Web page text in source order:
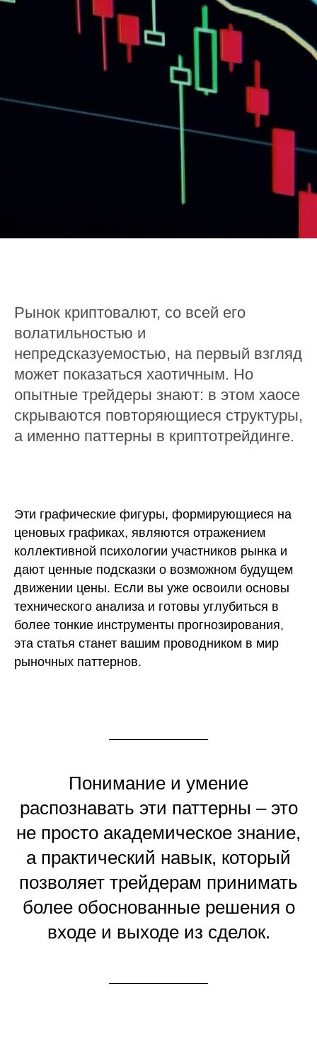
Рынок криптовалют, со всей его
волатильностью и
непредсказуемостью, на первый взгляд
может показаться хаотичным. Но
опытные трейдеры знают: в этом хаосе
скрываются повторяющиеся структуры,
а именно паттерны в криптотрейдинге.
Эти графические фигуры, формирующиеся на
ценовых графиках, являются отражением
коллективной психологии участников рынка и
дают ценные подсказки о возможном будущем
движении цены. Если вы уже освоили основы
технического анализа и готовы углубиться в
более тонкие инструменты прогнозирования,
эта статья станет вашим проводником в мир
рыночных паттернов.
Понимание и умение
распознавать эти паттерны – это
не просто академическое знание,
а практический навык, который
позволяет трейдерам принимать
более обоснованные решения о
входе и выходе из сделок.